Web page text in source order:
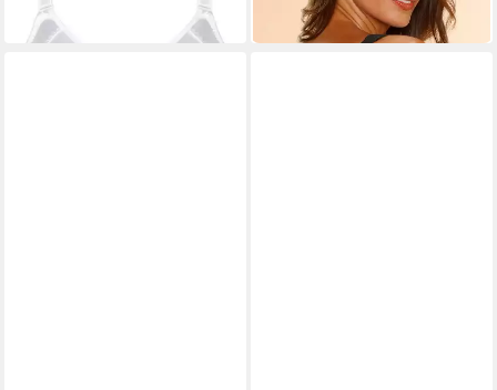
ohne Bügel
-20%
Mesh Einsatz